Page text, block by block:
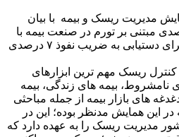
مدیریت ریسک و بیمه با بیان
رشد سالانه ١٠تا ١۵ درصدی مبتنی بر تورم در صنعت بیمه با
ایده آل ها فاصله دارد گفت: برای دستیابی به ضریب نفوذ ٧ درصدی
ریسک مهم ترین ابزارهای
نامشروط، بیمه های زندگی، بیمه
های بازار بیمه از جمله مباحثی
این همایش مدنظر بوده؛ این در
مدیریت ریسک را به عهده دارد که